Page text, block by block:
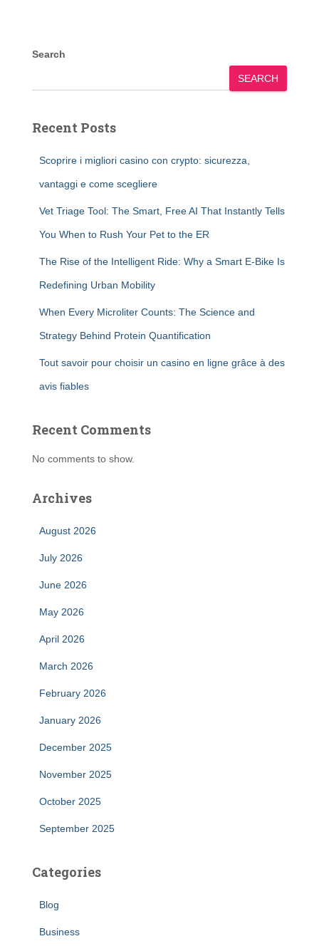
Search
SEARCH
Recent Posts
Scoprire i migliori casino con crypto: sicurezza,
vantaggi e come scegliere
Vet Triage Tool: The Smart, Free AI That Instantly Tells
You When to Rush Your Pet to the ER
The Rise of the Intelligent Ride: Why a Smart E-Bike Is
Redefining Urban Mobility
When Every Microliter Counts: The Science and
Strategy Behind Protein Quantification
Tout savoir pour choisir un casino en ligne grâce à des
avis fiables
Recent Comments
No comments to show.
Archives
August 2026
July 2026
June 2026
May 2026
April 2026
March 2026
February 2026
January 2026
December 2025
November 2025
October 2025
September 2025
Categories
Blog
Business